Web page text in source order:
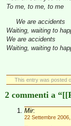
To me, to me, to me
We are accidents
Waiting, waiting to
We are accidents
Waiting, waiting to
This entry was posted
2 commenti a
Mir:
22 Settembre